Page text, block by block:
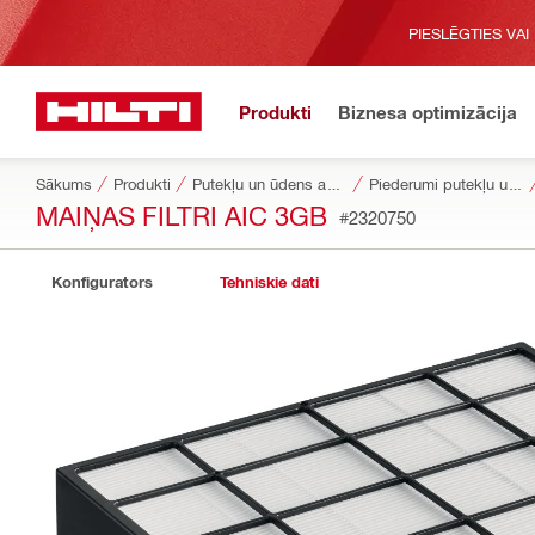
PIESLĒGTIES VAI
Produkti Biznesa optimizācija
Sākums Produkti
MAIŅAS FILTRI AIC 3GB #2320750
Konfigurators Tehniskie dati